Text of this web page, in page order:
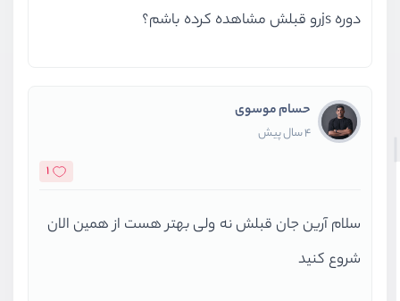
دوره jsرو قبلش مشاهده کرده باشم؟
حسام موسوی
4 سال پیش
1
سلام آرین جان قبلش نه ولی بهتر هست از همین الان
شروع کنید